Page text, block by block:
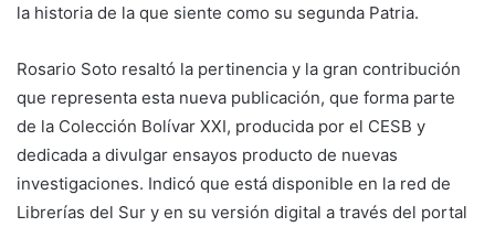
la historia de la que siente como su segunda Patria.
Rosario Soto resaltó la pertinencia y la gran contribución
que representa esta nueva publicación, que forma parte
de la Colección Bolívar XXI, producida por el CESB y
dedicada a divulgar ensayos producto de nuevas
investigaciones. Indicó que está disponible en la red de
Librerías del Sur y en su versión digital a través del portal